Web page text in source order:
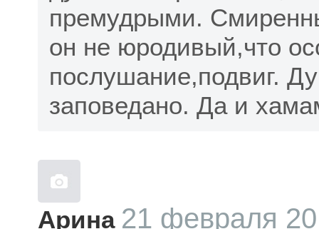
премудрыми.
он не юродивый,что
послушание,подвиг.
заповедано. Да и
Арина 21 февраля